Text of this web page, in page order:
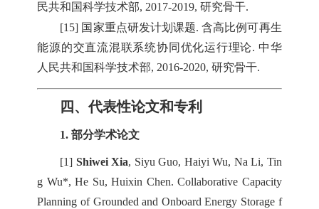
民共和国科学技术部, 2017-2019, 研究骨干.
[15] 国家重点研发计划课题. 含高比例可再生
能源的交直流混联系统协同优化运行理论. 中华
人民共和国科学技术部, 2016-2020, 研究骨干.
四、代表性论文和专利
1. 部分学术论文
[1] Shiwei Xia, Siyu Guo, Haiyi Wu, Na Li, Tin
g Wu*, He Su, Huixin Chen. Collaborative Capacity
Planning of Grounded and Onboard Energy Storage f